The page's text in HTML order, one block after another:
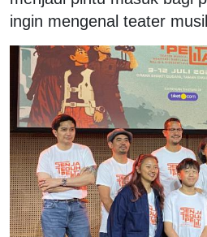
ingin mengenal teater